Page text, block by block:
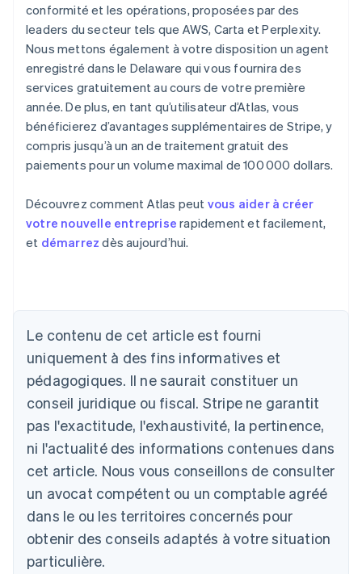
conformité et les opérations, proposées par des
leaders du secteur tels que AWS, Carta et Perplexity.
Nous mettons également à votre disposition un agent
enregistré dans le Delaware qui vous fournira des
services gratuitement au cours de votre première
année. De plus, en tant qu’utilisateur d’Atlas, vous
bénéficierez d’avantages supplémentaires de Stripe, y
compris jusqu’à un an de traitement gratuit des
paiements pour un volume maximal de 100 000 dollars.
Découvrez comment Atlas peut vous aider à créer
votre nouvelle entreprise rapidement et facilement,
et démarrezdès aujourd’hui.
Le contenu de cet article est fourni
uniquement à des fins informatives et
pédagogiques. Il ne saurait constituer un
conseil juridique ou fiscal. Stripe ne garantit
pas l'exactitude, l'exhaustivité, la pertinence,
ni l'actualité des informations contenues dans
cet article. Nous vous conseillons de consulter
un avocat compétent ou un comptable agréé
dans le ou les territoires concernés pour
obtenir des conseils adaptés à votre situation
particulière.
Allemagne
DeutschEnglish
Australie
English
Autriche
Deutsch English
Belgique
NederlandsFrançaisDeutschEnglish
Brésil
Bulgarie
English
Canada
EnglishFrançais
Chine continentale